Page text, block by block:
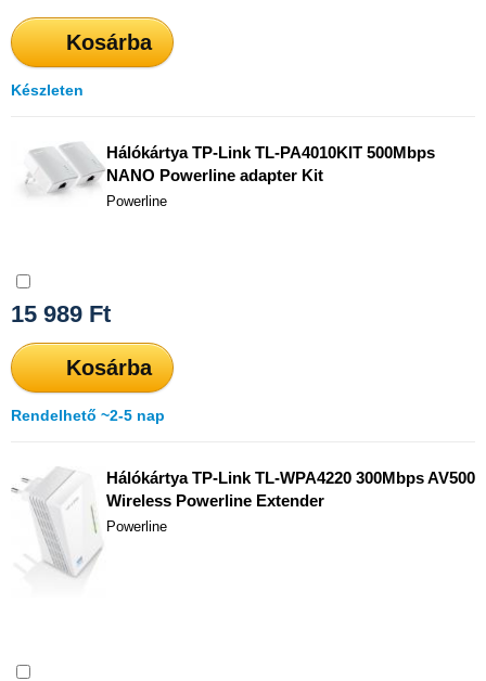
Kosárba
Készleten
Hálókártya TP-Link TL-PA4010KIT 500Mbps
NANO Powerline adapter Kit
Powerline
15 989 Ft
Kosárba
Rendelhető ~2-5 nap
Hálókártya TP-Link TL-WPA4220 300Mbps AV500
Wireless Powerline Extender
Powerline